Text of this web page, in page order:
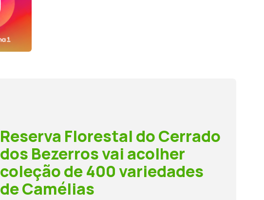
Reserva Florestal do Cerrado
dos Bezerros vai acolher
coleção de 400 variedades
de Camélias